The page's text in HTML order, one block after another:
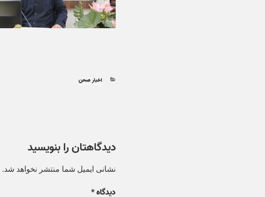
اخبار صحن
دیدگاهتان را بنویسید
نشانی ایمیل شما منتشر نخواهد شد.
دیدگاه*